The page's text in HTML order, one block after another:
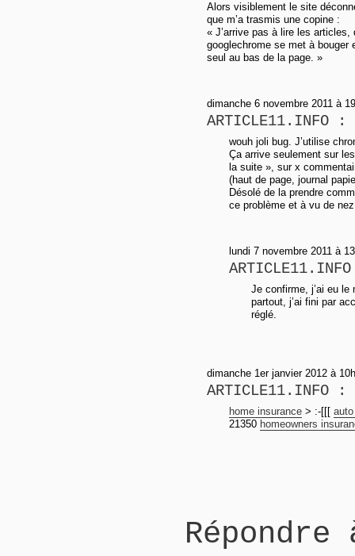
Alors visiblement le site
que m’a trasmis une copine :
« J’arrive pas à lire les
googlechrome se met à bouger
seul au bas de la page. »
dimanche 6 novembre 2011 à
ARTICLE11.INFO :
wouh joli bug. J’utilise
Ça arrive seulement sur
la suite », sur x
(haut de page, journal
Désolé de la prendre
ce problème et à vu de
lundi 7 novembre 2011 à
Je confirme, j’ai eu
partout, j’ai fini par
réglé.
dimanche 1er janvier 2012 à
ARTICLE11.INFO :
home insurance > :-[[[
21350 homeowners